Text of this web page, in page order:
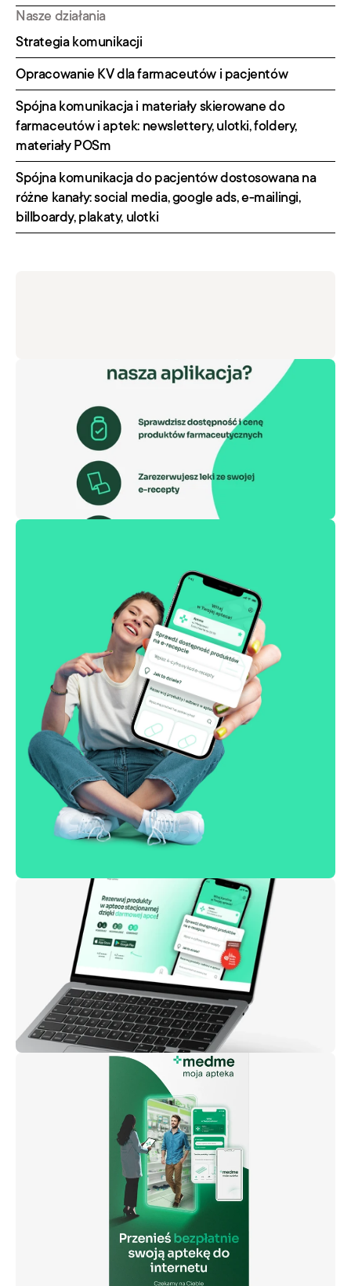
Nasze działania
Strategia komunikacji
Opracowanie KV dla farmaceutów i pacjentów
Spójna komunikacja i materiały skierowane do
farmaceutów i aptek: newslettery, ulotki, foldery,
materiały POSm
Spójna komunikacja do pacjentów dostosowana na
różne kanały: social media, google ads, e-mailingi,
billboardy, plakaty, ulotki